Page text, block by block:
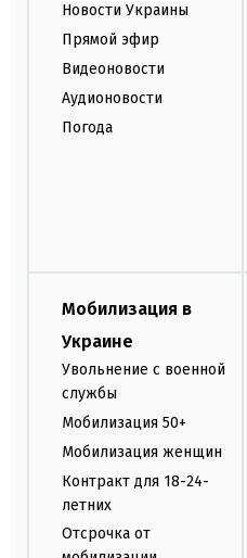
Новости Украины
Прямой эфир
Видеоновости
Аудионовости
Погода
Мобилизация в
Украине
Увольнение с военной
службы
Мобилизация 50+
Мобилизация женщин
Контракт для 18-24-
летних
Отсрочка от